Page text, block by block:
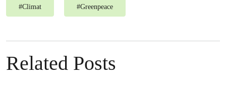
#Climat #Greenpeace
Related Posts